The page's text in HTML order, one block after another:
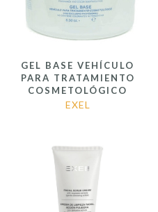
GEL BASE VEHÍCULO
PARA TRATAMIENTO
COSMETOLÓGICO
EXEL